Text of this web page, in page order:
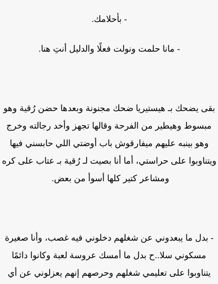
- بأحلامك.
- مانا حلمت ونولت فعلًا والدليل أنتِ هنا.
يضحك بـ هيستيريا ضحك مجنونة وبعدها حضن رُقية وهو
وهيطير من الفرحة وقالها تجهز وأخد رجالته وخرج
وهو بينبه عليهم ميفارقوش باب أوضتي اللي حابسني فيها
على حراستي، أما أنا بصيت لـ رُقية بـ عتاب على كره
ومشاعر كتير كلها أسوأ من بعض.
ما يبعدوني عن شغلهم دخلوني فيه غصب، وأنا صغيرة
مسكوني سلا..ح بدل ما أمسك عروسة لعبة وكانوا دائمًا
على تعليمي شغلهم وحرصهم إنهم يعزلوني عن أي